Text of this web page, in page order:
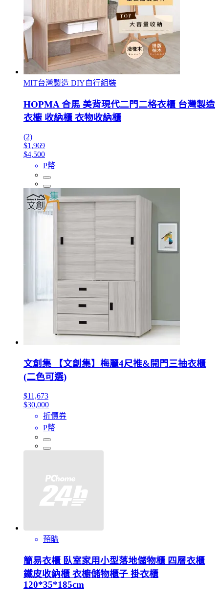
MIT台灣製造 DIY自行組裝
HOPMA 合馬 美背現代二門二格衣櫃 台灣製造
衣櫥 收納櫃 衣物收納櫃
(2)
$1,969
$4,500
P幣
文創集 【文創集】梅麗4尺推&開門三抽衣櫃
(二色可選)
$11,673
$30,000
折價券
P幣
預購
簡易衣櫃 臥室家用小型落地儲物櫃 四層衣櫃
鐵皮收納櫃 衣櫥儲物櫃子 掛衣櫃
120*35*185cm